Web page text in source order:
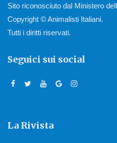
Sito riconosciuto dal Ministero
Copyright © Animalisti Italiani.
Tutti i diritti riservati.
Seguici sui social
La Rivista